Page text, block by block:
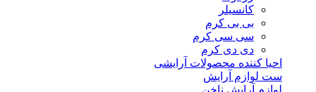
کانسیلر
بی بی کرم
سی سی کرم
دی دی کرم
احیا کننده محصولات آرایشی
ست لوازم آرایش
لوازم آرایش ناخن